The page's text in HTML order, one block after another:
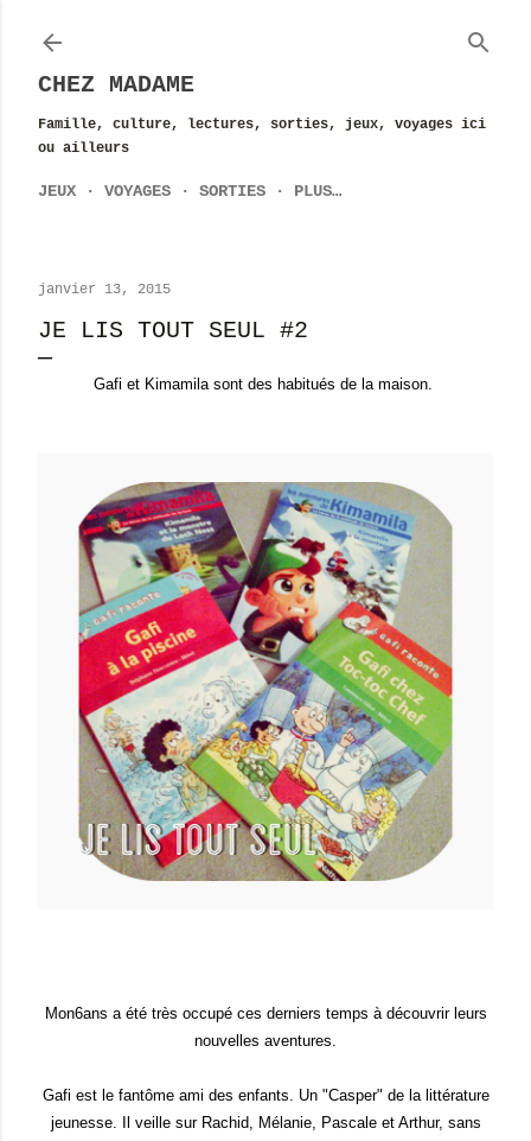
CHEZ MADAME
Famille, culture, lectures, sorties, jeux, voyages ici
ou ailleurs
JEUX VOYAGES SORTIES PLUS…
janvier 13, 2015
JE LIS TOUT SEUL #2
Gafi et Kimamila sont des habitués de la maison.
Mon6ans a été très occupé ces derniers temps à découvrir leurs
nouvelles aventures.
Gafi est le fantôme ami des enfants. Un "Casper" de la littérature
jeunesse. Il veille sur Rachid, Mélanie, Pascale et Arthur, sans